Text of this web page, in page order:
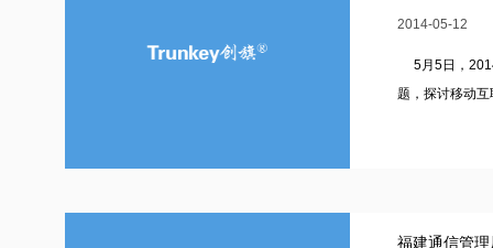
2014-05-12
5月5日，
题，探讨移动
福建通信管